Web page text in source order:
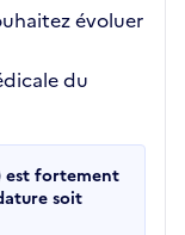
évoluer
du
est fortement
soit